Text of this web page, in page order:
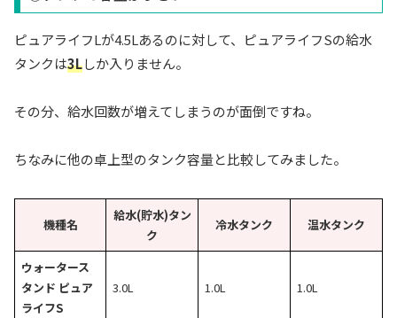
ピュアライフLが4.5Lあるのに対して、ピュアライフSの給水
タンクは3Lしか入りません。
その分、給水回数が増えてしまうのが面倒ですね。
ちなみに他の卓上型のタンク容量と比較してみました。
機種名
給水(貯水)タン
ク
冷水タンク 温水タンク
ウォータース
タンド ピュア
ライフS
3.0L 1.0L 1.0L